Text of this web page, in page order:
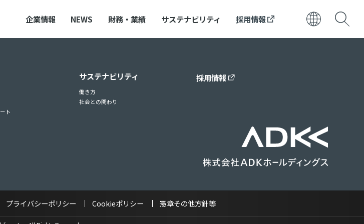
企業情報 NEWS 財務・業績 サステナビリティ 採用情報
ト
サステナビリティ
働き方
社会との関わり
採用情報
プライバシーポリシー Cookieポリシー 憲章その他方針等